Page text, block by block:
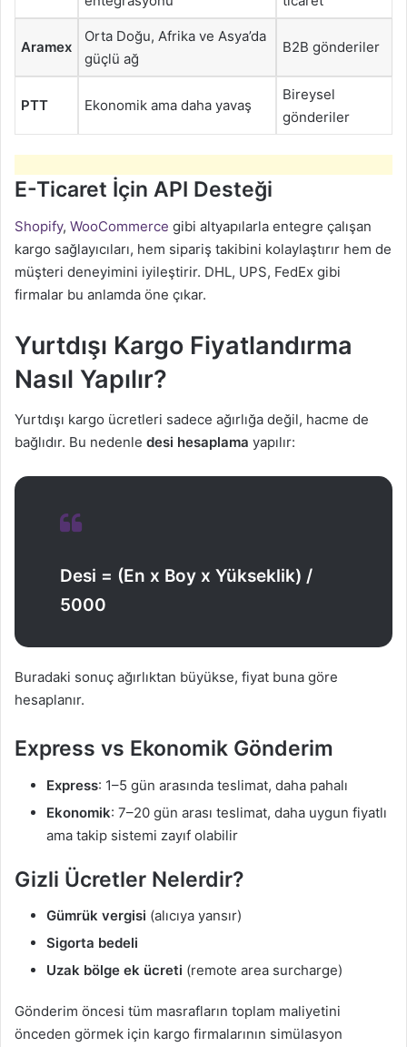
Aramex
Orta Doğu, Afrika ve Asya’da
güçlü ağ
B2B gönderiler
PTT Ekonomik ama daha yavaş
Bireysel
gönderiler
E-Ticaret İçin API Desteği
Shopify, WooCommerce gibi altyapılarla entegre çalışan
kargo sağlayıcıları, hem sipariş takibini kolaylaştırır hem de
müşteri deneyimini iyileştirir. DHL, UPS, FedEx gibi
firmalar bu anlamda öne çıkar.
Yurtdışı Kargo Fiyatlandırma
Nasıl Yapılır?
Yurtdışı kargo ücretleri sadece ağırlığa değil, hacme de
bağlıdır. Bu nedenle desi hesaplama yapılır:
Desi = (En x Boy x Yükseklik) /
5000
Buradaki sonuç ağırlıktan büyükse, fiyat buna göre
hesaplanır.
Express vs Ekonomik Gönderim
Express: 1–5 gün arasında teslimat, daha pahalı
Ekonomik: 7–20 gün arası teslimat, daha uygun fiyatlı
ama takip sistemi zayıf olabilir
Gizli Ücretler Nelerdir?
Gümrük vergisi (alıcıya yansır)
Sigorta bedeli
Uzak bölge ek ücreti (remote area surcharge)
Gönderim öncesi tüm masrafların toplam maliyetini
önceden görmek için kargo firmalarının simülasyon